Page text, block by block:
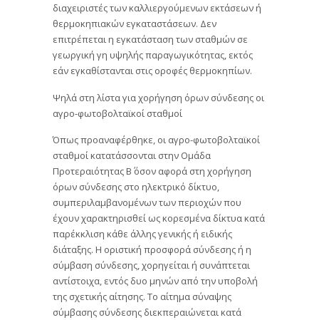
διαχειριστές των καλλιεργούμενων εκτάσεων ή
θερμοκηπιακών εγκαταστάσεων. Δεν
επιτρέπεται η εγκατάσταση των σταθμών σε
γεωργική γη υψηλής παραγωγικότητας, εκτός
εάν εγκαθίστανται στις οροφές θερμοκηπίων.
Ψηλά στη λίστα για χορήγηση όρων σύνδεσης οι
αγρο-φωτοβολταϊκοί σταθμοί
Όπως προαναφέρθηκε, οι αγρο-φωτοβολταϊκοί
σταθμοί κατατάσσονται στην Ομάδα
Προτεραιότητας Β΄ όσον αφορά στη χορήγηση
όρων σύνδεσης στο ηλεκτρικό δίκτυο,
συμπεριλαμβανομένων των περιοχών που
έχουν χαρακτηρισθεί ως κορεσμένα δίκτυα κατά
παρέκκλιση κάθε άλλης γενικής ή ειδικής
διάταξης. Η οριστική προσφορά σύνδεσης ή η
σύμβαση σύνδεσης, χορηγείται ή συνάπτεται
αντίστοιχα, εντός δυο μηνών από την υποβολή
της σχετικής αίτησης. Το αίτημα σύναψης
σύμβασης σύνδεσης διεκπεραιώνεται κατά